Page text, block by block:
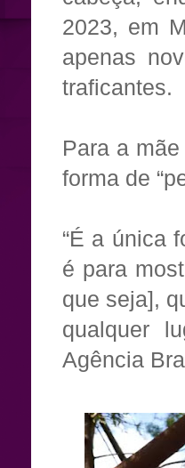
2023, em
apenas
traficantes.
Para a
forma de
“É a única
é para
que seja],
qualquer
Agência